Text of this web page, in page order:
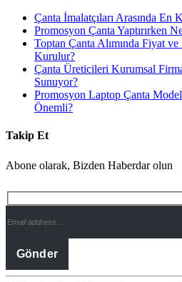
Çanta İmalatçıları Arasında
Promosyon Çanta Yaptırırken
Toptan Çanta Alımında Fiyat
Kurulur?
Çanta Üreticileri Kurumsal
Sunuyor?
Promosyon Laptop Çanta
Önemli?
Takip Et
Abone olarak, Bizden Haberdar olun